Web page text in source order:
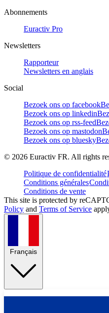
Abonnements
Euractiv Pro
Newsletters
Rapporteur
Newsletters en anglais
Social
Bezoek ons op facebook
Bezoek ons op linkedin
Bezoek ons op rss-feed
Bezoek ons op mastodon
Bezoek ons op bluesky
© 2026 Euractiv FR. All rights
Politique de confidentialité
Conditions générales
Conditions de vente
This site is protected by
Policy and Terms of Service
Français